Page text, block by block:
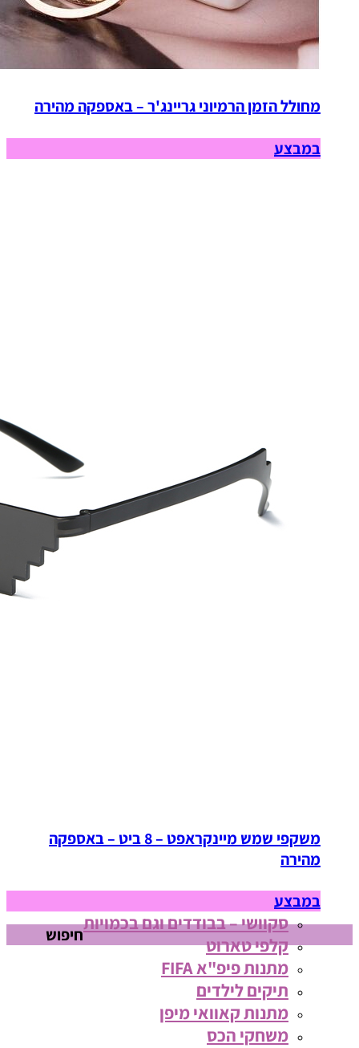
מחולל הזמן הרמיוני גריינג'ר – באספקה מהירה
במבצע
משקפי שמש מיינקראפט – 8 ביט – באספקה
מהירה
במבצע
סקוושי – בבודדים וגם בכמויות
קלפי טארוט
מתנות פיפ"א FIFA
תיקים לילדים
מתנות קאוואי מיפן
משחקי הכס
חיפוש